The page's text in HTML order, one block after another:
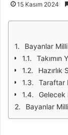
15 Kasım 2024
Bayanlar
Takımın
Taraftar
Gelecek
Bayanlar Milli